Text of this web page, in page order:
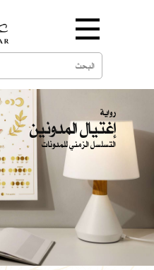
رواية
إغتيال المدونين
التسلسل الزمني للمدونات